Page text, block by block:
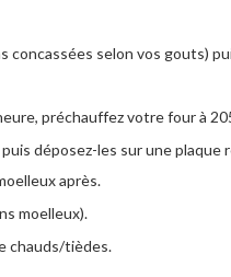
concassées selon vos gouts)
préchauffez votre four à
déposez-les sur une plaque
après.
moelleux).
chauds/tièdes.